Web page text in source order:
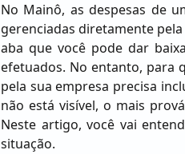
No Mainô, as despesas de
gerenciadas diretamente
aba que você pode dar
efetuados. No entanto, para
pela sua empresa precisa
não está visível, o mais
Neste artigo, você vai
situação.